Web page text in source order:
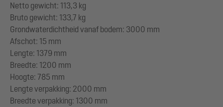
Netto gewicht: 113,3 kg
Bruto gewicht: 133,7 kg
Grondwaterdichtheid vanaf bodem: 3000 mm
Afschot: 15 mm
Lengte: 1379 mm
Breedte: 1200 mm
Hoogte: 785 mm
Lengte verpakking: 2000 mm
Breedte verpakking: 1300 mm